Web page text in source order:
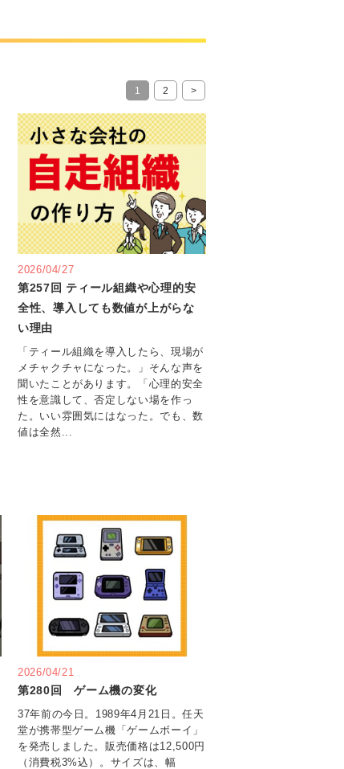
1 2 >
2026/04/27
第257回 ティール組織や心理的安
全性、導入しても数値が上がらな
い理由
「ティール組織を導入したら、現場が
メチャクチャになった。」そんな声を
聞いたことがあります。「心理的安全
性を意識して、否定しない場を作っ
た。いい雰囲気にはなった。でも、数
値は全然...
2026/04/21
第280回 ゲーム機の変化
37年前の今日。1989年4月21日。任天
堂が携帯型ゲーム機「ゲームボーイ」
を発売しました。販売価格は12,500円
（消費税3%込）。サイズは、幅